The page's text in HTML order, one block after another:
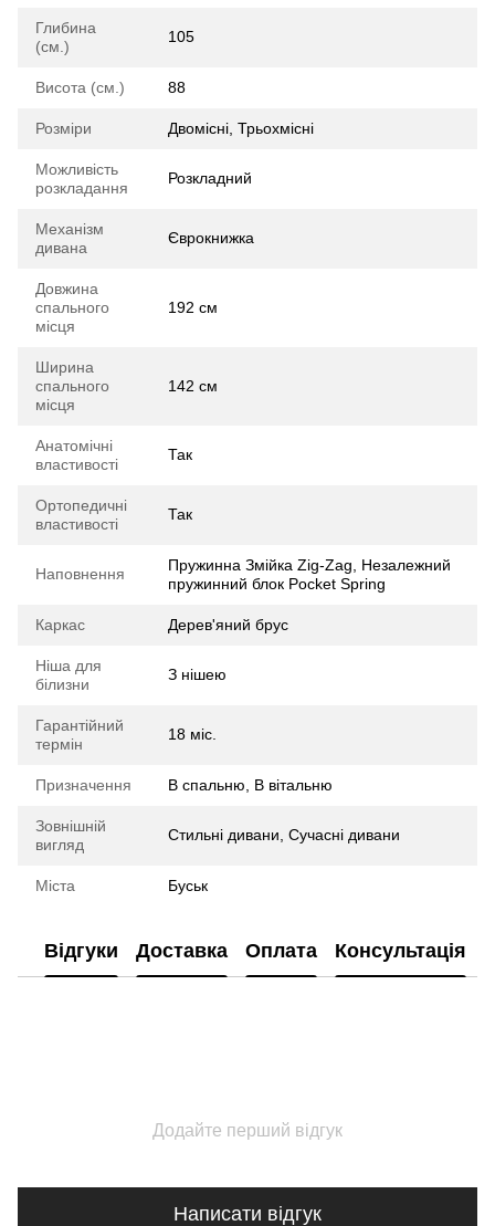
Глибина
(см.)
105
Висота (см.) 88
Розміри Двомісні, Трьохмісні
Можливість
розкладання
Розкладний
Механізм
дивана
Єврокнижка
Довжина
спального
місця
192 см
Ширина
спального
місця
142 см
Анатомічні
властивості
Так
Ортопедичні
властивості
Так
Наповнення
Пружинна Змійка Zig-Zag, Незалежний
пружинний блок Pocket Spring
Каркас Дерев'яний брус
Ніша для
білизни
З нішею
Гарантійний
термін
18 міс.
Призначення В спальню, В вітальню
Зовнішній
вигляд
Стильні дивани, Сучасні дивани
Міста Буськ
Відгуки Доставка Оплата Консультація
Додайте перший відгук
Написати відгук